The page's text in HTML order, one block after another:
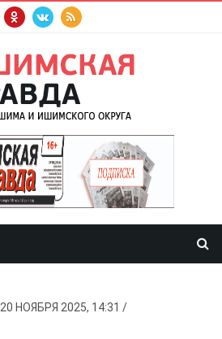
20 НОЯБРЯ 2025, 14:31